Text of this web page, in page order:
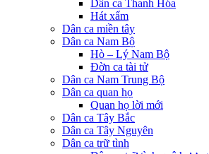
Dân ca Thanh Hóa
Hát xẩm
Dân ca miền tây
Dân ca Nam Bộ
Hò – Lý Nam Bộ
Đờn ca tài tử
Dân ca Nam Trung Bộ
Dân ca quan họ
Quan họ lời mới
Dân ca Tây Bắc
Dân ca Tây Nguyên
Dân ca trữ tình